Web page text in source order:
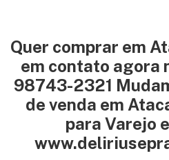
Quer comprar em
em contato agora
98743-2321
de venda em
para Varejo